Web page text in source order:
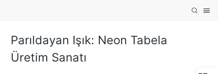
Parıldayan Işık: Neon Tabela
Üretim Sanatı